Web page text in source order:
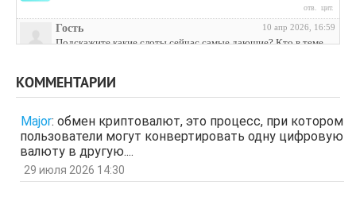
отв. цит.
Гость 10 апр 2026, 16:59
Подскажите какие слоты сейчас самые дающие? Кто в теме
Гость
отв. цит.
Гость 26 мар 2026, 01:35
мЛЙК
КОММЕНТАРИИ
Major: обмен криптовалют, это процесс, при котором
пользователи могут конвертировать одну цифровую
валюту в другую....
29 июля 2026 14:30